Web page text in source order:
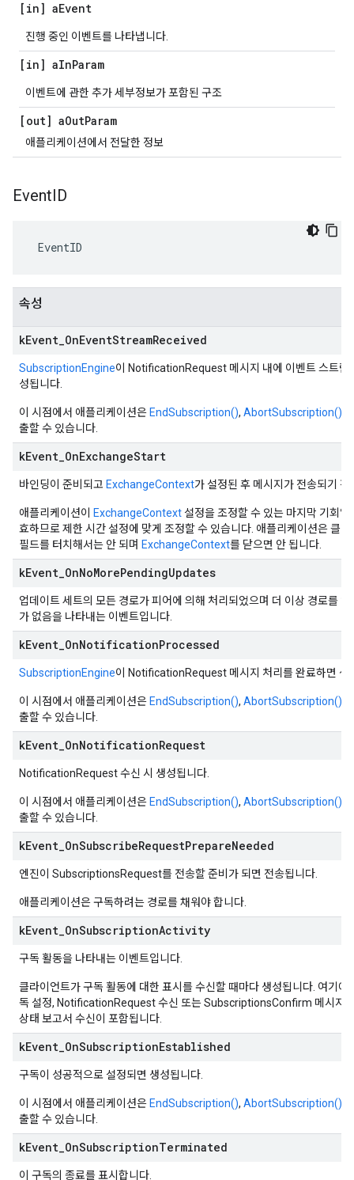
[in] aEvent
진행 중인 이벤트를 나타냅니다.
[in] aInParam
이벤트에 관한 추가 세부정보가 포함된 구조
[out] aOutParam
애플리케이션에서 전달한 정보
EventID
EventID
속성
kEvent OnEventStreamReceived
SubscriptionEngine이 NotificationRequest 메시지 내에 이벤트 스트림
성됩니다.
이 시점에서 애플리케이션은 EndSubscription(), AbortSubscription()
출할 수 있습니다.
kEvent OnExchangeStart
바인딩이 준비되고 ExchangeContext가 설정된 후 메시지가 전송되기 전
애플리케이션이 ExchangeContext 설정을 조정할 수 있는 마지막 기회
효하므로 제한 시간 설정에 맞게 조정할 수 있습니다. 애플리케이션은 클
필드를 터치해서는 안 되며 ExchangeContext를 닫으면 안 됩니다.
kEvent OnNoMorePendingUpdates
업데이트 세트의 모든 경로가 피어에 의해 처리되었으며 더 이상 경로를
가 없음을 나타내는 이벤트입니다.
kEvent OnNotificationProcessed
SubscriptionEngine이 NotificationRequest 메시지 처리를 완료하면 생
이 시점에서 애플리케이션은 EndSubscription(), AbortSubscription()
출할 수 있습니다.
kEvent OnNotificationRequest
NotificationRequest 수신 시 생성됩니다.
이 시점에서 애플리케이션은 EndSubscription(), AbortSubscription()
출할 수 있습니다.
kEvent OnSubscribeRequestPrepareNeeded
엔진이 SubscriptionsRequest를 전송할 준비가 되면 전송됩니다.
애플리케이션은 구독하려는 경로를 채워야 합니다.
kEvent OnSubscriptionActivity
구독 활동을 나타내는 이벤트입니다.
클라이언트가 구독 활동에 대한 표시를 수신할 때마다 생성됩니다. 여기에
독 설정, NotificationRequest 수신 또는 SubscriptionsConfirm 메시지
상태 보고서 수신이 포함됩니다.
kEvent OnSubscriptionEstablished
구독이 성공적으로 설정되면 생성됩니다.
이 시점에서 애플리케이션은 EndSubscription(), AbortSubscription()
출할 수 있습니다.
kEvent OnSubscriptionTerminated
이 구독의 종료를 표시합니다.